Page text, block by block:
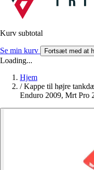
Kurv subtotal
Se min kurv Fortsæt med at
Loading...
Hjem
/ Kappe til højre
Enduro 2009, Mrt Pro